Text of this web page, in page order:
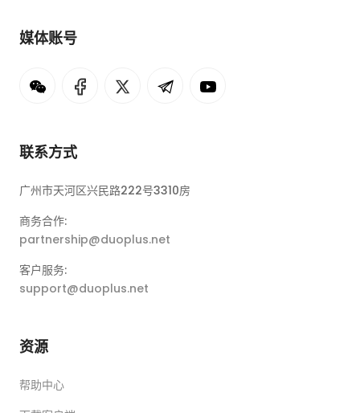
媒体账号
联系方式
广州市天河区兴民路222号3310房
商务合作:
partnership@duoplus.net
客户服务:
support@duoplus.net
资源
帮助中心